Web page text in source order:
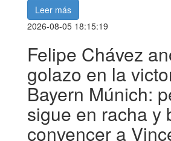
Leer más
2026-08-05 18:15:19
Felipe Chávez
golazo en la
Bayern Múnich:
sigue en racha y
convencer a